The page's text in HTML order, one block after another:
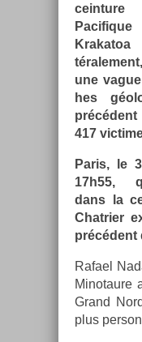
une
hes
417
Paris, le
17h55,
dans la
Chatrier
précédent
Rafael
Minotaure
Grand
plus